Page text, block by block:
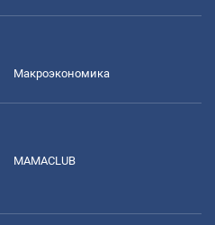
Mакроэкономика
MAMACLUB